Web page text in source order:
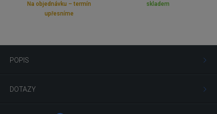
Na objednávku – termín
upřesníme
skladem
POPIS
DOTAZY